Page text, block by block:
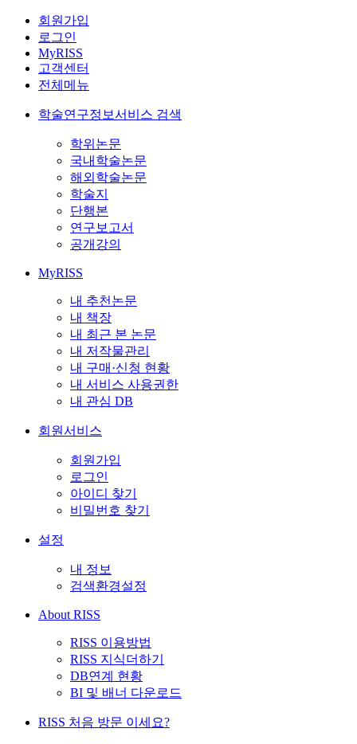
회원가입
로그인
MyRISS
고객센터
전체메뉴
학술연구정보서비스 검색
학위논문
국내학술논문
해외학술논문
학술지
단행본
연구보고서
공개강의
MyRISS
내 추천논문
내 책장
내 최근 본 논문
내 저작물관리
내 구매·신청 현황
내 서비스 사용권한
내 관심 DB
회원서비스
회원가입
로그인
아이디 찾기
비밀번호 찾기
설정
내 정보
검색환경설정
About RISS
RISS 이용방법
RISS 지식더하기
DB연계 현황
BI 및 배너 다운로드
RISS 처음 방문 이세요?